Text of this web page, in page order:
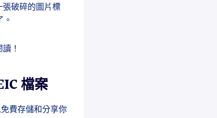
破碎的圖片標
！
檔案
費存儲和分享你